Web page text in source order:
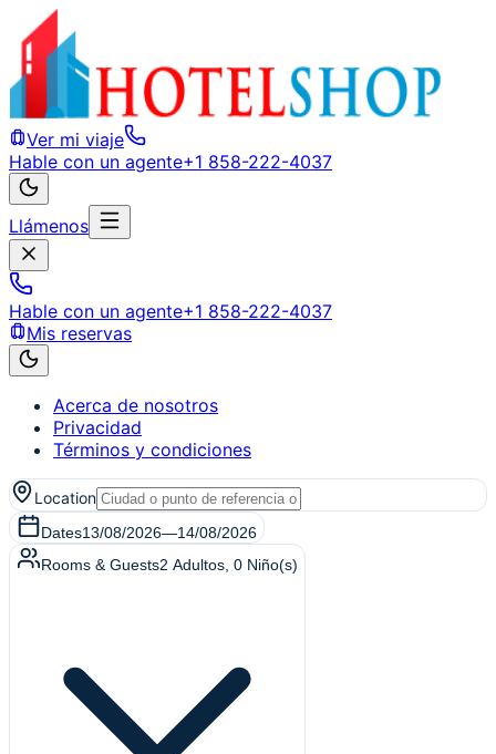
Ver mi viaje
Hable con un agente+1 858-222-4037
Llámenos
Hable con un agente+1 858-222-4037
Mis reservas
Acerca de nosotros
Privacidad
Términos y condiciones
Location
Dates13/08/2026—14/08/2026
Rooms & Guests2 Adultos 0 Niño(s)